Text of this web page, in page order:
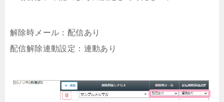
解除時メール：配信あり
配信解除連動設定：連動あり